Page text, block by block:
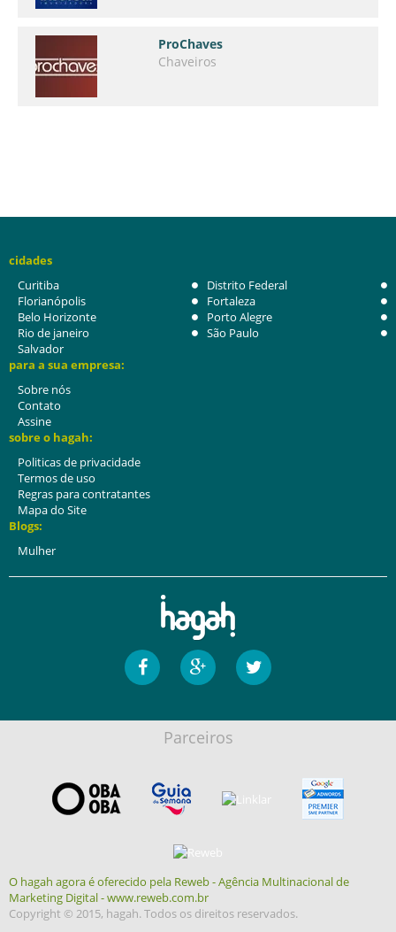
ProChaves
Chaveiros
cidades
Curitiba
Distrito Federal
Florianópolis
Fortaleza
Belo Horizonte
Porto Alegre
Rio de janeiro
São Paulo
Salvador
para a sua empresa:
Sobre nós
Contato
Assine
sobre o hagah:
Politicas de privacidade
Termos de uso
Regras para contratantes
Mapa do Site
Blogs:
Mulher
Parceiros
O hagah agora é oferecido pela Reweb - Agência Multinacional de
Marketing Digital - www.reweb.com.br
Copyright © 2015, hagah. Todos os direitos reservados.